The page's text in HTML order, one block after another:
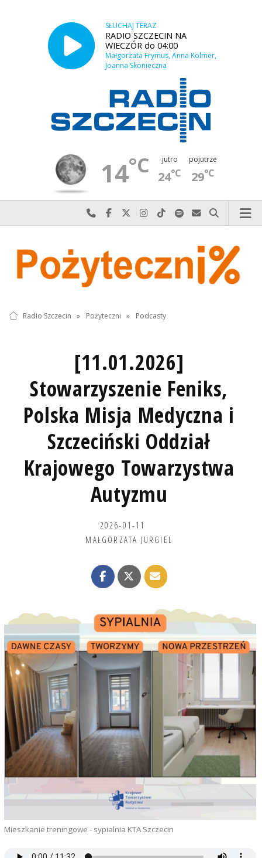
SŁUCHAJ TERAZ
RADIO SZCZECIN NA
WIECZÓR do 04:00
Małgorzata Frymus, Anna Kolmer,
Joanna Skonieczna
14°C jutro
24°C
pojutrze
29°C
Najlepiej po prostu do nas zadzwoń
Odwiedź nas na Facebook-u
Odwiedź nas na X
Odwiedź nas na Instagram-ie
Odwiedź nas na TikTok-u
Szukaj nas na Spotify
Wyślij do nas
Szukaj
Radio Szczecin » Pożyteczni » Podcasty
[11.01.2026]
Stowarzyszenie Feniks,
Polska Misja Medyczna i
Szczeciński Oddział
Krajowego Towarzystwa
Autyzmu
2026-01-11
MAŁGORZATA JURGIEL
Mieszkanie treningowe - sypialnia KTA Szczecin